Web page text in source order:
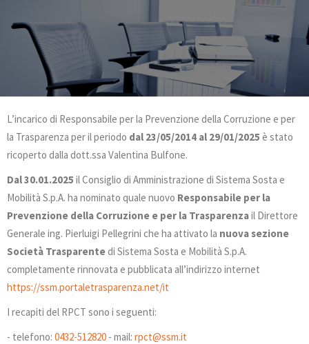
L’incarico di Responsabile per la Prevenzione della Corruzione e per
la Trasparenza per il periodo dal 23/05/2014 al 29/01/2025 è stato
ricoperto dalla dott.ssa Valentina Bulfone.
Dal 30.01.2025 il Consiglio di Amministrazione di Sistema Sosta e
Mobilità S.p.A. ha nominato quale nuovo Responsabile per la
Prevenzione della Corruzione e per la Trasparenzail Direttore
Generale ing. Pierluigi Pellegrini che ha attivato la nuova sezione
Società Trasparentedi Sistema Sosta e Mobilità S.p.A.
completamente rinnovata e pubblicata all’indirizzo internet
https://ssm.portaletrasparenza.net/it
I recapiti del RPCT sono i seguenti:
- telefono: 0432-512820 - mail: rpct@ssm.it